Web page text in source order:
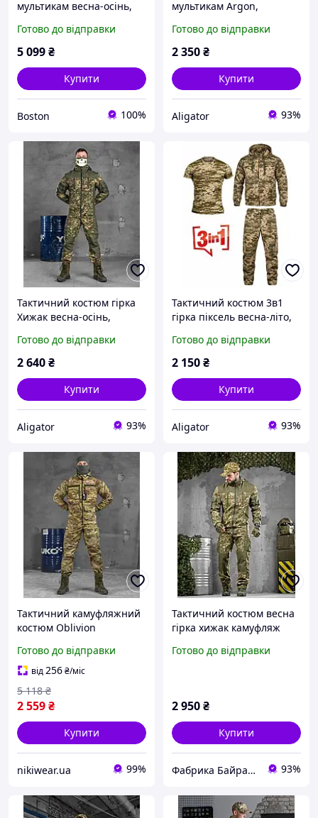
мультикам весна-осінь,
форма мультикам
рипстоп, армійський
Готово до відправки
5 099₴
Купити
Boston 100%
мультикам Argon,
Pixel Рипстоп камуфляж
армійський бойовий
Готово до відправки
2 350₴
Купити
Aligator 93%
Тактичний костюм гірка
Хижак весна-осінь,
форма варан камуфляж,
армійська форма гірка
Готово до відправки
2 640₴
Купити
Aligator 93%
Тактичний костюм 3в1
гірка піксель весна-літо,
камуфляж демісезонна,
армійська форма піксель
Готово до відправки
2 150₴
Купити
Aligator 93%
Тактичний камуфляжний
костюм Oblivion
гірка, Військова міцна
форма мультикам
рипстоп nikiwe
Готово до відправки
від256₴/міс
2 559₴
5 118 ₴
Купити
nikiwear.ua 99%
Тактичний костюм весна
гірка хижак камуфляж
Готово до відправки
2 950₴
Купити
Фабрика Байрактар - магазин тактичного спорядження 93%